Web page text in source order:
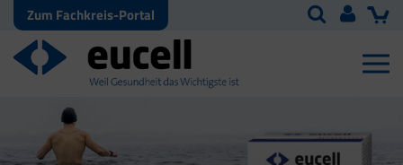
Zum Fachkreis-Portal